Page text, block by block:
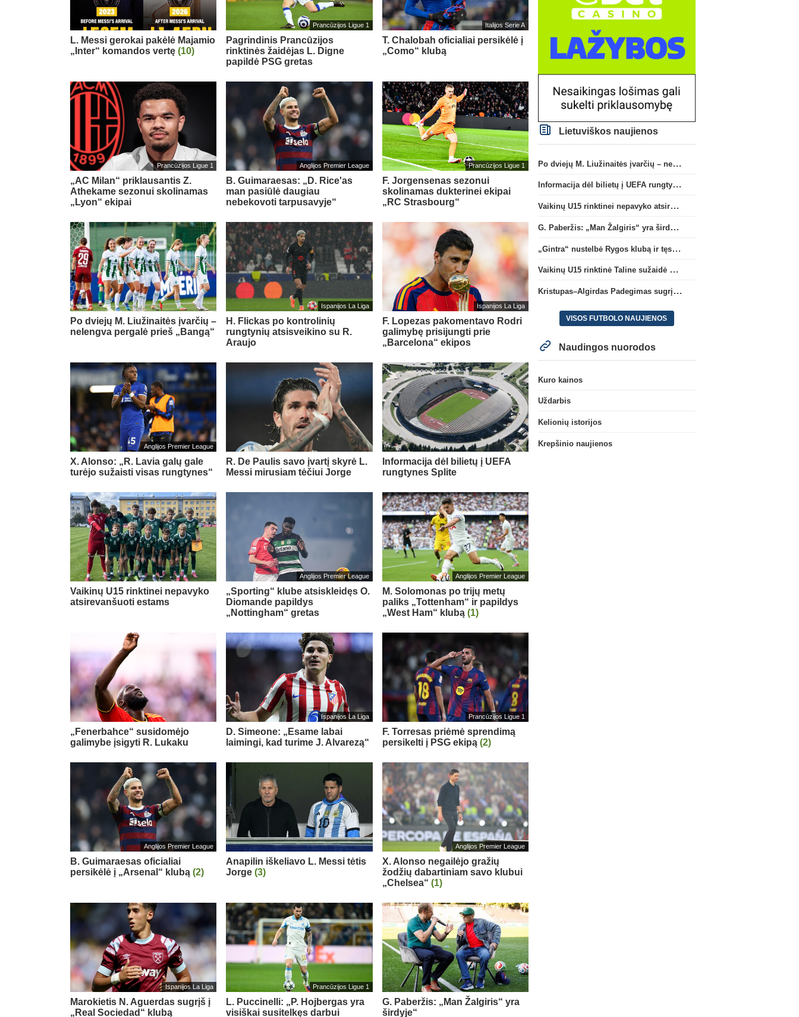
L. Messi gerokai pakėlė Majamio
„Inter“ komandos vertę (10)
Prancūzijos Ligue 1
Pagrindinis Prancūzijos
rinktinės žaidėjas L. Digne
papildė PSG gretas
Italijos Serie A
T. Chalobah oficialiai persikėlė į
„Como“ klubą
Prancūzijos Ligue 1
„AC Milan“ priklausantis Z.
Athekame sezonui skolinamas
„Lyon“ ekipai
Anglijos Premier League
B. Guimaraesas: „D. Rice'as
man pasiūlė daugiau
nebekovoti tarpusavyje“
Prancūzijos Ligue 1
F. Jorgensenas sezonui
skolinamas dukterinei ekipai
„RC Strasbourg“
Po dviejų M. Liužinaitės įvarčių –
nelengva pergalė prieš „Bangą“
Ispanijos La Liga
H. Flickas po kontrolinių
rungtynių atsisveikino su R.
Araujo
Ispanijos La Liga
F. Lopezas pakomentavo Rodri
galimybę prisijungti prie
„Barcelona“ ekipos
Anglijos Premier League
X. Alonso: „R. Lavia galų gale
turėjo sužaisti visas rungtynes“
R. De Paulis savo įvartį skyrė L.
Messi mirusiam tėčiui Jorge
Informacija dėl bilietų į UEFA
rungtynes Splite
Vaikinų U15 rinktinei nepavyko
atsirevanšuoti estams
Anglijos Premier League
„Sporting“ klube atsiskleidęs O.
Diomande papildys
„Nottingham“ gretas
Anglijos Premier League
M. Solomonas po trijų metų
paliks „Tottenham“ ir papildys
„West Ham“ klubą (1)
„Fenerbahce“ susidomėjo
galimybe įsigyti R. Lukaku
Ispanijos La Liga
D. Simeone: „Esame labai
laimingi, kad turime J. Alvarezą“
Prancūzijos Ligue 1
F. Torresas priėmė sprendimą
persikelti į PSG ekipą (2)
Anglijos Premier League
B. Guimaraesas oficialiai
persikėlė į „Arsenal“ klubą (2)
Anapilin iškeliavo L. Messi tėtis
Jorge(3)
Anglijos Premier League
X. Alonso negailėjo gražių
žodžių dabartiniam savo klubui
„Chelsea“ (1)
Ispanijos La Liga
Marokietis N. Aguerdas sugrįš į
„Real Sociedad“ klubą
Prancūzijos Ligue 1
L. Puccinelli: „P. Hojbergas yra
visiškai susitelkęs darbui
G. Paberžis: „Man Žalgiris“ yra
širdyje“
Lietuviškos naujienos
Po dviejų M. Liužinaitės įvarčių – nelengva pergalė prieš „Bangą“
Informacija dėl bilietų į UEFA rungtynes Splite
Vaikinų U15 rinktinei nepavyko atsirevanšuoti estams
G. Paberžis: „Man Žalgiris“ yra širdyje“
„Gintra“ nustelbė Rygos klubą ir tęs kovas UEFA Europos taurės atrankoje
Vaikinų U15 rinktinė Taline sužaidė pirmąsias kontrolines rungtynes
Kristupas–Algirdas Padegimas sugrįžta į FC „Hegelmann” B sudėtį
VISOS FUTBOLO NAUJIENOS
Naudingos nuorodos
Kuro kainos
Uždarbis
Kelionių istorijos
Krepšinio naujienos